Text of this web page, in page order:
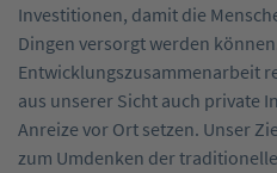
Investitionen, damit die
Dingen versorgt werden
Entwicklungszusammenarbeit
aus unserer Sicht auch private
Anreize vor Ort setzen. Unser
zum Umdenken der